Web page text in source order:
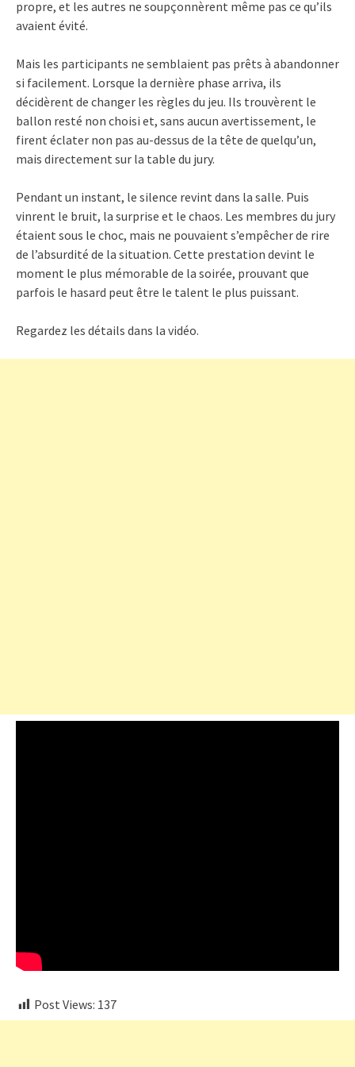
propre, et les autres ne soupçonnèrent même pas ce qu’ils
avaient évité.
Mais les participants ne semblaient pas prêts à abandonner
si facilement. Lorsque la dernière phase arriva, ils
décidèrent de changer les règles du jeu. Ils trouvèrent le
ballon resté non choisi et, sans aucun avertissement, le
firent éclater non pas au-dessus de la tête de quelqu’un,
mais directement sur la table du jury.
Pendant un instant, le silence revint dans la salle. Puis
vinrent le bruit, la surprise et le chaos. Les membres du jury
étaient sous le choc, mais ne pouvaient s’empêcher de rire
de l’absurdité de la situation. Cette prestation devint le
moment le plus mémorable de la soirée, prouvant que
parfois le hasard peut être le talent le plus puissant.
Regardez les détails dans la vidéo.
Post Views: 137